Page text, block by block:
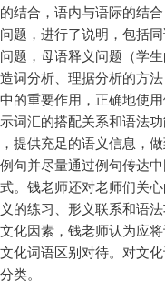
结合，语内与语际的结
题，进行了说明，包括
题，母语释义问题（学
词分析、理据分析的方
的重要作用，正确地使
词汇的搭配关系和语法
提供充足的语义信息，
句并尽量通过例句传达
。钱老师还对老师们关
的练习、形义联系和语
化因素，钱老师认为应
化词语区别对待。对文
类。